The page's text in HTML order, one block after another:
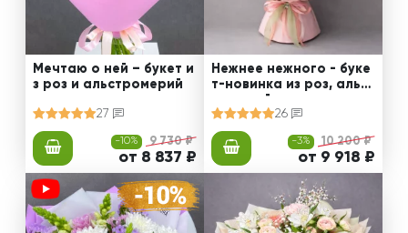
Мечтаю о ней – букет и
з роз и альстромерий
27
-10% 9 730 ₽
от 8 837 ₽
Нежнее нежного - буке
т-новинка из роз, альст
ромерий и калл
26
-3% 10 200 ₽
от 9 918 ₽